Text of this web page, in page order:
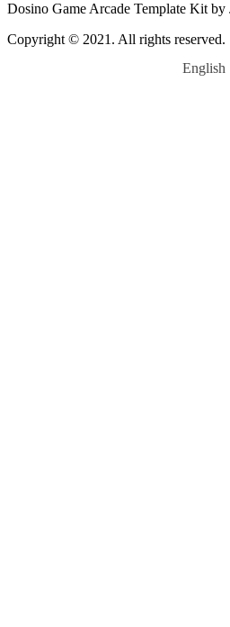
Dosino Game Arcade Template Kit by
Copyright © 2021. All rights reserved.
English